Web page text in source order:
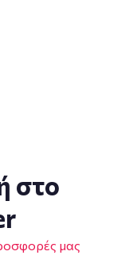
στο
μας